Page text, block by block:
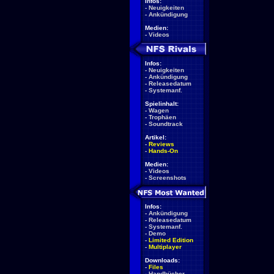
- Neuigkeiten
- Ankündigung
Medien:
- Videos
Infos:
- Neuigkeiten
- Ankündigung
- Releasedatum
- Systemanf.
Spielinhalt:
- Wagen
- Trophäen
- Soundtrack
Artikel:
- Reviews
- Hands-On
Medien:
- Videos
- Screenshots
Infos:
- Ankündigung
- Releasedatum
- Systemanf.
- Demo
- Limited Edition
- Multiplayer
Downloads:
- Files